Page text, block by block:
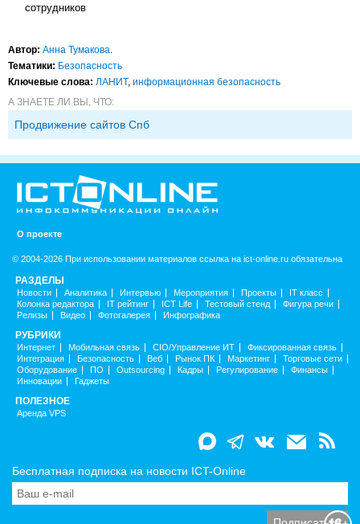
сотрудников
Автор: Анна Тумакова
Тематики: Безопасность
Ключевые слова: ЛАНИТ, информационная безопасность
А ЗНАЕТЕ ЛИ ВЫ, ЧТО:
Продвижение сайтов Спб
О проекте
© 2004-2026 При использовании материалов ссылка на ict-online.ru обязательна
РАЗДЕЛЫ
Новости Аналитика Интервью Мероприятия Проекты
IT класс
Колонка редактора
IT рейтинг ICT Life Тестовый стенд
Фигура речи
Релизы
Видео Фотогалерея Инфографика
РУБРИКИ
Интернет Мобильная связь CIO/Управление ИТ
Фиксированная связь
Интеграция
Безопасность Веб Рынок ПК Маркетинг
Торговые сети
Оборудование
ПО Outsourcing Кадры Регулирование
Финансы
Инновации
Гаджеты
ПОЛЕЗНОЕ
Аренда VPS
Бесплатная подписка на новости ICT-Online